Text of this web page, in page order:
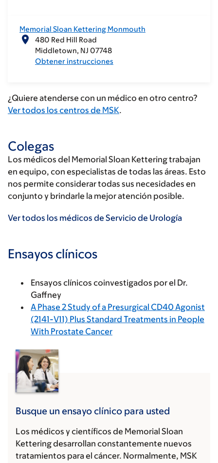
Memorial Sloan Kettering Monmouth
480 Red Hill Road
Middletown NJ 07748
Obtener instrucciones
¿Quiere atenderse con un médico en otro centro?
Ver todos los centros de MSK.
Colegas
Los médicos del Memorial Sloan Kettering trabajan
en equipo, con especialistas de todas las áreas. Esto
nos permite considerar todas sus necesidades en
conjunto y brindarle la mejor atención posible.
Ver todos los médicos de Servicio de Urología
Ensayos clínicos
Ensayos clínicos coinvestigados por el Dr.
Gaffney
A Phase 2 Study of a Presurgical CD40 Agonist
(2141-V11) Plus Standard Treatments in People
With Prostate Cancer
Busque un ensayo clínico para usted
Los médicos y científicos de Memorial Sloan
Kettering desarrollan constantemente nuevos
tratamientos para el cáncer. Normalmente, MSK